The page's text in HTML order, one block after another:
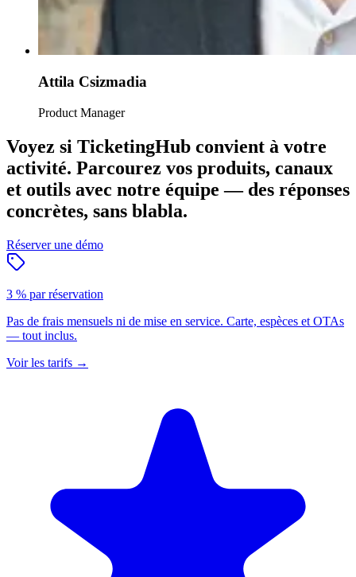
Attila Csizmadia
Product Manager
Voyez si TicketingHub convient à votre
activité. Parcourez vos produits, canaux
et outils avec notre équipe — des réponses
concrètes, sans blabla.
Réserver une démo
3 % par réservation
Pas de frais mensuels ni de mise en service. Carte, espèces et OTAs
— tout inclus.
Voir les tarifs →